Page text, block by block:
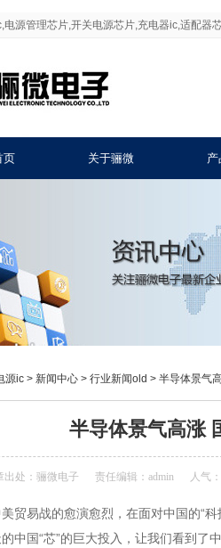
电源管理芯片,开关电源芯片,充电器ic,适配器
页 关于骊微
源ic > 新闻中心 > 行业新闻old > 半导体景气
半导体景气高涨
出处： 骊微电子 责任编辑：admin 人气：
易战的愈演愈烈，在面对中国的“科
中国“芯”的巨大投入，让我们看到了